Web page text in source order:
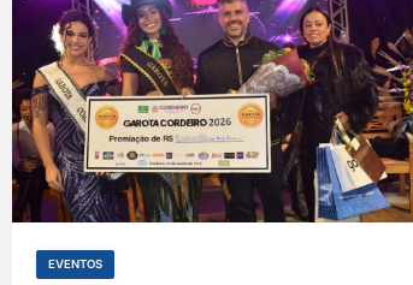
EVENTOS